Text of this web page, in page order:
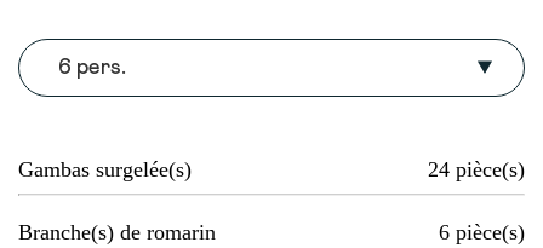
6 pers.
Gambas surgelée(s) 24 pièce(s)
Branche(s) de romarin 6 pièce(s)